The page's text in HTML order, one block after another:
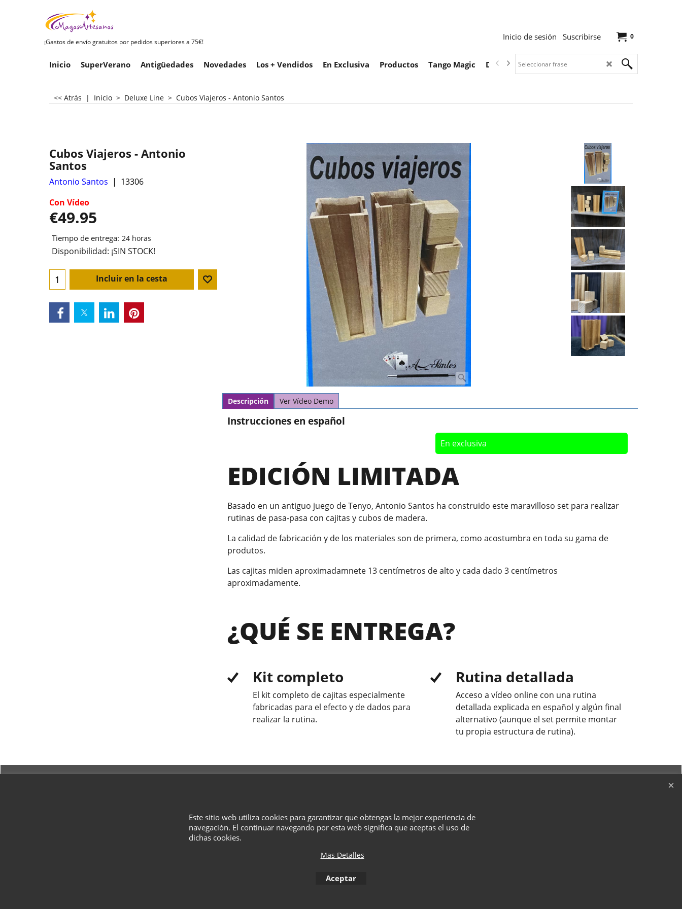
¡Gastos de envío gratuitos por pedidos superiores a 75€!
0
Inicio de sesión Suscribirse
Inicio SuperVerano Antigüedades Novedades Los + Vendidos En Exclusiva Productos Tango Magic Descargas
<< Atrás | Inicio > Deluxe Line > Cubos Viajeros - Antonio Santos
Cubos Viajeros - Antonio
Santos
Antonio Santos
13306
Con Vídeo
€49.95
Tiempo de entrega: 24 horas
Disponibilidad: ¡SIN STOCK!
Incluir en la cesta
Descripción Ver Vídeo Demo
Instrucciones en español
En exclusiva
EDICIÓN LIMITADA
Basado en un antiguo juego de Tenyo, Antonio Santos ha construido este maravilloso set para realizar
rutinas de pasa-pasa con cajitas y cubos de madera.
La calidad de fabricación y de los materiales son de primera, como acostumbra en toda su gama de
produtos.
Las cajitas miden aproximadamnete 13 centímetros de alto y cada dado 3 centímetros
aproximadamente.
¿QUÉ SE ENTREGA?
Kit completo
El kit completo de cajitas especialmente
fabricadas para el efecto y de dados para
realizar la rutina.
Rutina detallada
Acceso a vídeo online con una rutina
detallada explicada en español y algún final
alternativo (aunque el set permite montar
tu propia estructura de rutina).
To create online store
ShopFactory eCommerce
Este sitio web utiliza cookies para garantizar que obtengas la mejor experiencia de
navegación. El continuar navegando por esta web significa que aceptas el uso de
dichas cookies.
Mas Detalles
Aceptar